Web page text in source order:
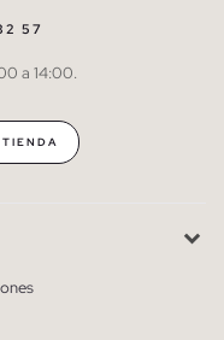
momento.
57
a 14:00.